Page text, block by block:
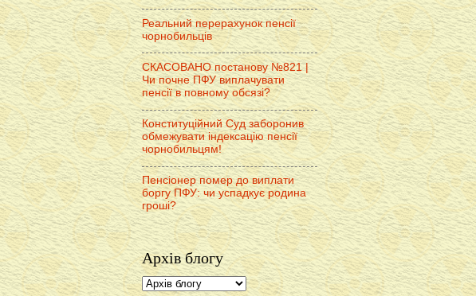
Реальний перерахунок пенсії
чорнобильців
СКАСОВАНО постанову №821 |
Чи почне ПФУ виплачувати
пенсії в повному обсязі?
Конституційний Суд заборонив
обмежувати індексацію пенсії
чорнобильцям!
Пенсіонер помер до виплати
боргу ПФУ: чи успадкує родина
гроші?
Архів блогу